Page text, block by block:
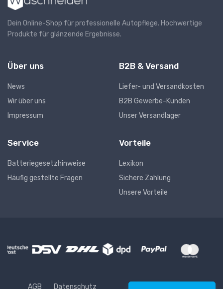
Dein Online-Shop für professionelle Autopflege. Hochwertige
Produkte für glänzende Ergebnisse.
Über uns
News
Wir über uns
Impressum
B2B & Versand
Liefer- und Versandkosten
B2B Gewerbe-Kunden
Unser Versandlager
Service
Batteriegesetzhinweise
Häufig gestellte Fragen
Vorteile
Lexikon
Sichere Zahlung
Unsere Vorteile
AGB Datenschutz